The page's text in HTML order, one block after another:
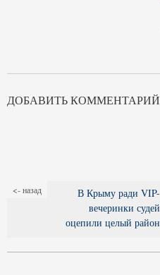
ДОБАВИТЬ КОММЕНТАРИЙ
<- назад
В Крыму ради VIP-
вечеринки судей
оцепили целый район